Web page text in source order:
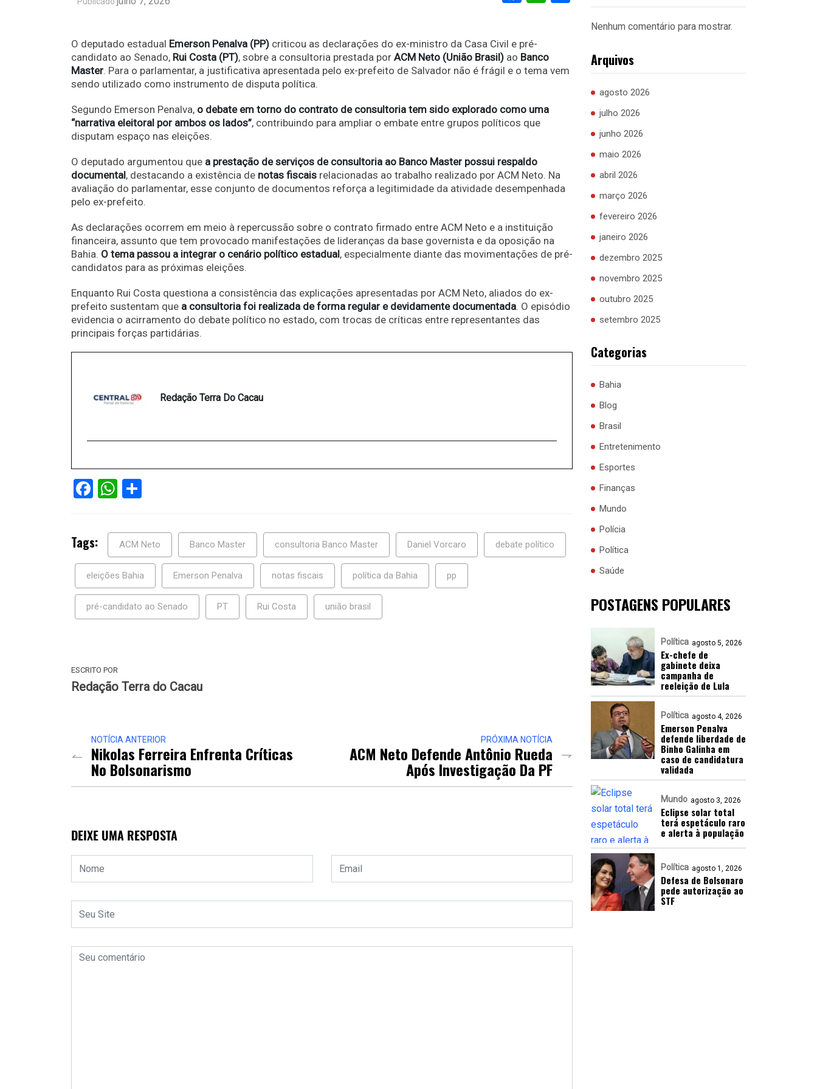
O deputado estadual Emerson Penalva (PP) criticou as declarações do ex-ministro da Casa Civil e pré-
candidato ao Senado, Rui Costa (PT), sobre a consultoria prestada por ACM Neto (União Brasil) ao Banco
Master. Para o parlamentar, a justificativa apresentada pelo ex-prefeito de Salvador não é frágil e o tema vem
sendo utilizado como instrumento de disputa política.
Segundo Emerson Penalva, o debate em torno do contrato de consultoria tem sido explorado como uma
“narrativa eleitoral por ambos os lados”, contribuindo para ampliar o embate entre grupos políticos que
disputam espaço nas eleições.
O deputado argumentou que a prestação de serviços de consultoria ao Banco Master possui respaldo
documental, destacando a existência de notas fiscais relacionadas ao trabalho realizado por ACM Neto. Na
avaliação do parlamentar, esse conjunto de documentos reforça a legitimidade da atividade desempenhada
pelo ex-prefeito.
As declarações ocorrem em meio à repercussão sobre o contrato firmado entre ACM Neto e a instituição
financeira, assunto que tem provocado manifestações de lideranças da base governista e da oposição na
Bahia. O tema passou a integrar o cenário político estadual, especialmente diante das movimentações de pré-
candidatos para as próximas eleições.
Enquanto Rui Costa questiona a consistência das explicações apresentadas por ACM Neto, aliados do ex-
prefeito sustentam que a consultoria foi realizada de forma regular e devidamente documentada. O episódio
evidencia o acirramento do debate político no estado, com trocas de críticas entre representantes das
principais forças partidárias.
Redação Terra Do Cacau
Facebook
WhatsApp
Tags: ACM Neto Banco Master consultoria Banco Master Daniel Vorcaro debate político
eleições Bahia Emerson Penalva notas fiscais política da Bahia pp
pré-candidato ao Senado PT Rui Costa união brasil
ESCRITO POR
Redação Terra do Cacau
NOTÍCIA ANTERIOR
Nikolas Ferreira Enfrenta Críticas
No Bolsonarismo
PRÓXIMA NOTÍCIA
ACM Neto Defende Antônio Rueda
Após Investigação Da PF
DEIXE UMA RESPOSTA
Nenhum comentário para mostrar.
Arquivos
agosto 2026
julho 2026
junho 2026
maio 2026
abril 2026
março 2026
fevereiro 2026
janeiro 2026
dezembro 2025
novembro 2025
outubro 2025
setembro 2025
Categorias
Bahia
Blog
Brasil
Entretenimento
Esportes
Finanças
Mundo
Polícia
Política
Saúde
POSTAGENS POPULARES
Política agosto 5, 2026
Ex-chefe de
gabinete deixa
campanha de
reeleição de Lula
Política agosto 4, 2026
Emerson Penalva
defende liberdade de
Binho Galinha em
caso de candidatura
validada
Mundo agosto 3, 2026
Eclipse solar total
terá espetáculo raro
e alerta à população
Política agosto 1, 2026
Defesa de Bolsonaro
pede autorização ao
STF